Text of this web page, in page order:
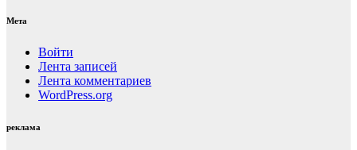
Мета
Войти
Лента записей
Лента комментариев
WordPress.org
реклама